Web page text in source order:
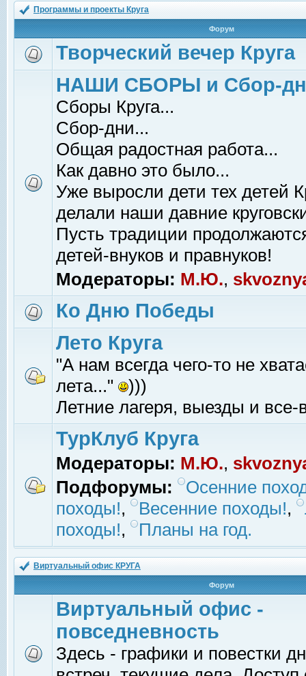
Программы и проекты Круга
Форум
Творческий вечер Круга
НАШИ СБОРЫ и Сбор-
Сборы Круга...
Сбор-дни...
Общая радостная работа...
Как давно это было...
Уже выросли дети тех детей
делали наши давние
Пусть традиции
детей-внуков и правнуков!
Модераторы: М.Ю.,
Ко Дню Победы
Лето Круга
"А нам всегда чего-то не
лета..."
)))
Летние лагеря, выезды и все-
ТурКлуб Круга
Модераторы: М.Ю.,
Подфорумы:
Осенние
походы!, Весенние походы!,
походы!, Планы на год.
Виртуальный офис КРУГА
Форум
Виртуальный офис -
повседневность
Здесь - графики и повестки